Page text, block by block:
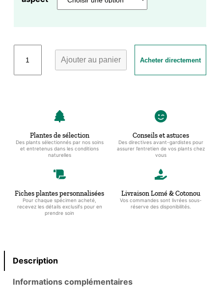
3000 CFA
Basilic
noir
Ajouter au panier Acheter directement
Plantes de sélection
Des plants sélectionnés par nos soins
et entretenus dans les conditions
naturelles
Conseils et astuces
Des directives avant-gardistes pour
assurer l’entretien de vos plants chez
vous
Fiches plantes personnalisées
Pour chaque spécimen acheté,
recevez les détails exclusifs pour en
prendre soin
Livraison Lomé & Cotonou
Vos commandes sont livrées sous-
réserve des disponibilités.
Description
Informations complémentaires